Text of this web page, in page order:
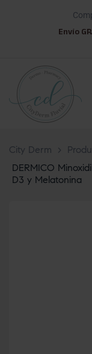
Envío
City Derm >
DERMICO
D3 y Melatonina